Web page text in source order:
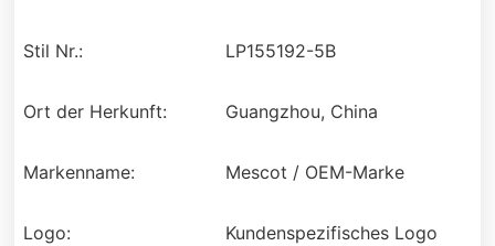
Stil Nr.: LP155192-5B
Ort der Herkunft: Guangzhou, China
Markenname: Mescot / OEM-Marke
Logo:
Kundenspezifisches Logo